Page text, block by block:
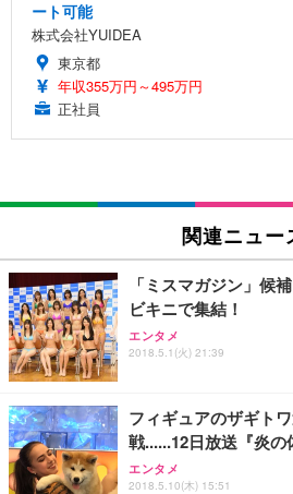
ート可能
株式会社YUIDEA
東京都
年収355万円～495万円
正社員
関連ニュー
「ミスマガジン」候
ビキニで集結！
エンタメ
2018.5.1(火) 21:39
フィギュアのザギト
戦......12日放送『炎の
エンタメ
2018.5.10(木) 15:51